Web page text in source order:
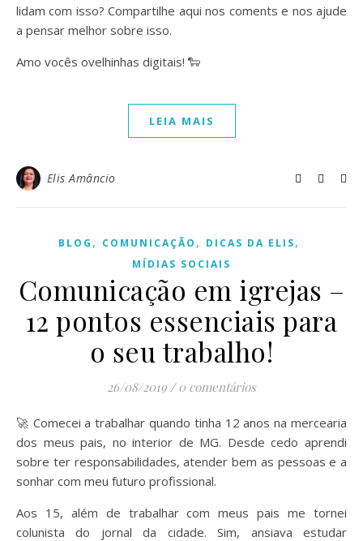
lidam com isso? Compartilhe aqui nos coments e nos ajude
a pensar melhor sobre isso.
Amo vocês ovelhinhas digitais! 🐑
LEIA MAIS
Elis Amâncio
BLOG , COMUNICAÇÃO , DICAS DA ELIS,
MÍDIAS SOCIAIS
Comunicação em igrejas –
12 pontos essenciais para
o seu trabalho!
26/08/2019 / 0 comentários
🚀 Comecei a trabalhar quando tinha 12 anos na mercearia
dos meus pais, no interior de MG. Desde cedo aprendi
sobre ter responsabilidades, atender bem as pessoas e a
sonhar com meu futuro profissional.
Aos 15, além de trabalhar com meus pais me tornei
colunista do jornal da cidade. Sim, ansiava estudar